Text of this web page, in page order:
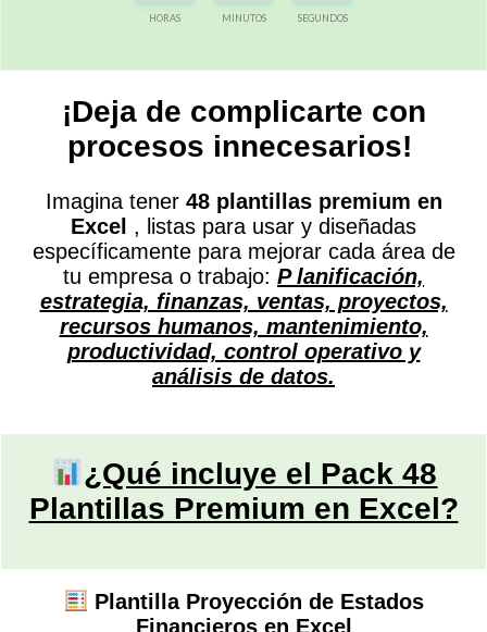
HORAS MINUTOS SEGUNDOS
¡Deja de complicarte con
procesos innecesarios!
Imagina tener 48 plantillas premium en
Excel , listas para usar y diseñadas
específicamente para mejorar cada área de
tu empresa o trabajo: Planificación,
estrategia, finanzas, ventas, proyectos,
recursos humanos, mantenimiento,
productividad, control operativo y
análisis de datos.
¿Qué incluye el Pack 48
Plantillas Premium en Excel?
Plantilla Proyección de Estados
Financieros en Excel